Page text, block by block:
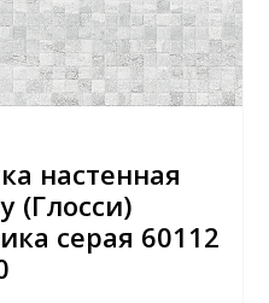
настенная
(Глосси)
серая 60112